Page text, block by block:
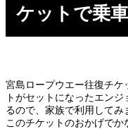
ケットで乗
宮島ロープウエー往復チケ
トがセットになったエン
るので、家族で利用してみ
このチケットのおかげでか